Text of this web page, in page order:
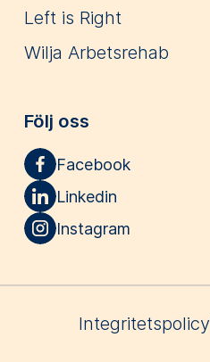
Left is Right
Wilja Arbetsrehab
Följ oss
Facebook
Linkedin
Instagram
Integritetspolicy